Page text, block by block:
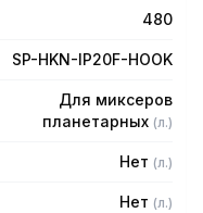
480
SP-HKN-IP20F-HOOK
Для миксеров
планетарных (л.)
Нет (л.)
Нет (л.)